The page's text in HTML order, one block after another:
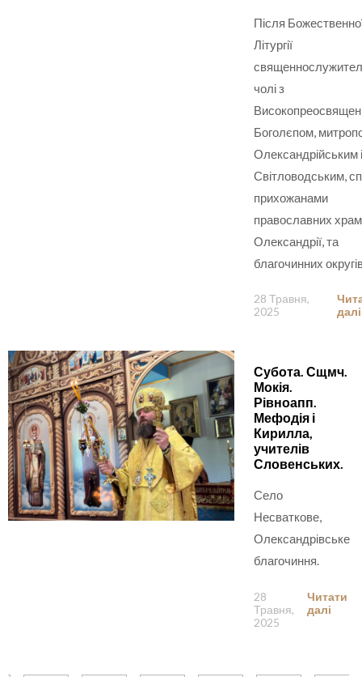
Після
Літургії
чолі з
Боголєпом,
Олександрійським і
Світловодським,
прихожанами
православних
Олександрії, та
благочинних
28 Травня,
2025
далі
Субота. Сщмч.
Мокія.
Рівноапп.
Мефодія і
Кирилла,
учителів
Словенських.
Село
Несваткове,
Олександрівське
благочиння.
28
Травня,
2025
Читати
далі